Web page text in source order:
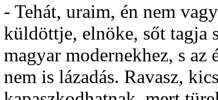
- Tehát, uraim, én nem
küldöttje, elnöke, sőt tagja
magyar modernekhez, s
nem is lázadás. Ravasz,